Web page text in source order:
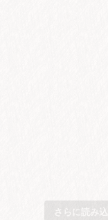
さらに読み込